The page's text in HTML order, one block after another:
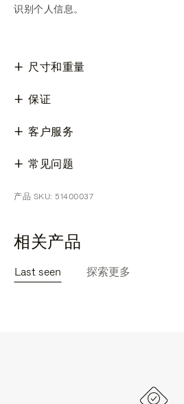
识别个人信息。
尺寸和重量
保证
客户服务
常见问题
产品 SKU: 51400037
相关产品
Last seen 探索更多